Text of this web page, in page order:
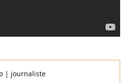
| journaliste